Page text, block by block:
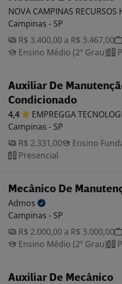
NOVA CAMPINAS RECURSOS
Campinas - SP
R$ 3.400,00 a R$ 3.467,00
Ensino Médio (2º Grau)
Auxiliar De
Condicionado
4,4 EMPREGGA
Campinas - SP
R$ 2.331,00
Ensino
Presencial
Mecânico De
Admos
Campinas - SP
R$ 2.000,00 a R$ 3.000,00
Ensino Médio (2º Grau)
Auxiliar De Mecânico